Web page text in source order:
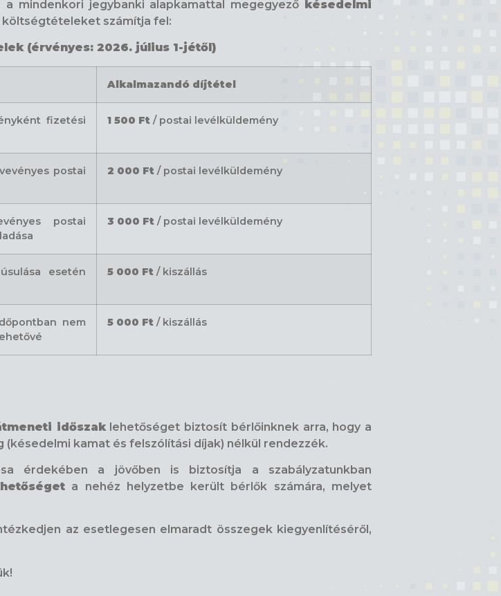
mindenkori jegybanki alapkamattal megegyező késedelmi
költségtételeket számítja fel:
(érvényes: 2026. július 1-jétől)
Alkalmazandó díjtétel
fizetési
1 500 Ft / postai levélküldemény
postai
2 000 Ft / postai levélküldemény
postai
3 000 Ft / postai levélküldemény
esetén
5 000 Ft / kiszállás
nem
5 000 Ft / kiszállás
időszaklehetőséget biztosít bérlőinknek arra, hogy a
kamat és felszólítási díjak) nélkül rendezzék.
érdekében a jövőben is biztosítja a szabályzatunkban
a nehéz helyzetbe került bérlők számára, melyet
az esetlegesen elmaradt összegek kiegyenlítéséről,